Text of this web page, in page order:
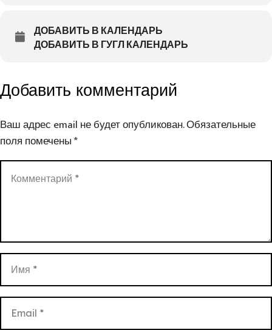
ДОБАВИТЬ В КАЛЕНДАРЬ
ДОБАВИТЬ В ГУГЛ КАЛЕНДАРЬ
Добавить комментарий
Ваш адрес email не будет опубликован.Обязательные
поля помечены*